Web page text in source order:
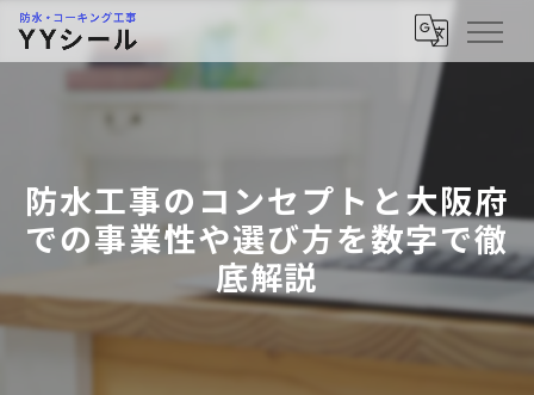
防水工事のコンセプトと大阪府
での事業性や選び方を数字で徹
底解説